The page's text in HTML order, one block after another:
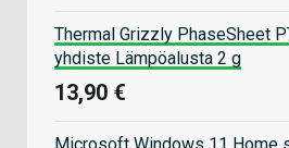
Thermal Grizzly PhaseSheet
yhdiste Lämpöalusta 2 g
13,90 €